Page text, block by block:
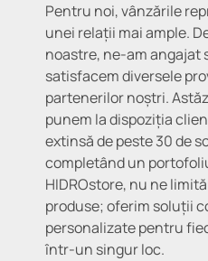
Pentru noi, vânzările
unei relații mai ample.
noastre, ne-am angajat
satisfacem diversele
partenerilor noștri.
punem la dispoziția
extinsă de peste 30 de
completând un
HIDROstore, nu ne
produse; oferim soluții
personalizate pentru
într-un singur loc.